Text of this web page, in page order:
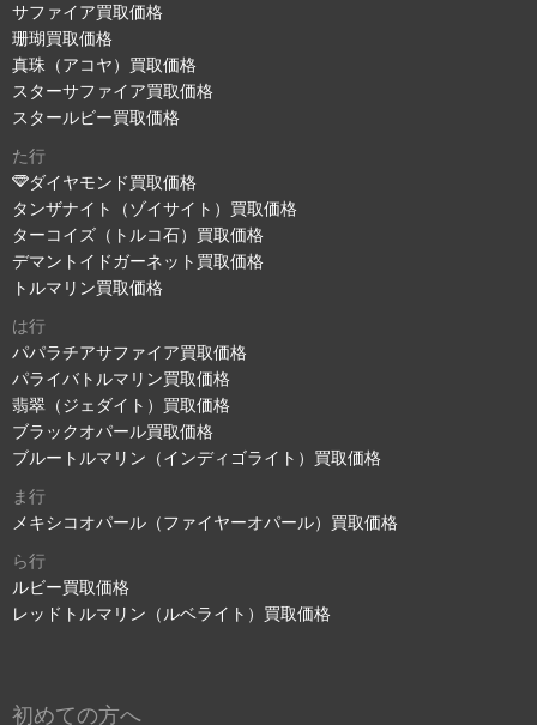
サファイア買取価格
珊瑚買取価格
真珠（アコヤ）買取価格
スターサファイア買取価格
スタールビー買取価格
た行
ダイヤモンド買取価格
タンザナイト（ゾイサイト）買取価格
ターコイズ（トルコ石）買取価格
デマントイドガーネット買取価格
トルマリン買取価格
は行
パパラチアサファイア買取価格
パライバトルマリン買取価格
翡翠（ジェダイト）買取価格
ブラックオパール買取価格
ブルートルマリン（インディゴライト）買取価格
ま行
メキシコオパール（ファイヤーオパール）買取価格
ら行
ルビー買取価格
レッドトルマリン（ルベライト）買取価格
初めての方へ